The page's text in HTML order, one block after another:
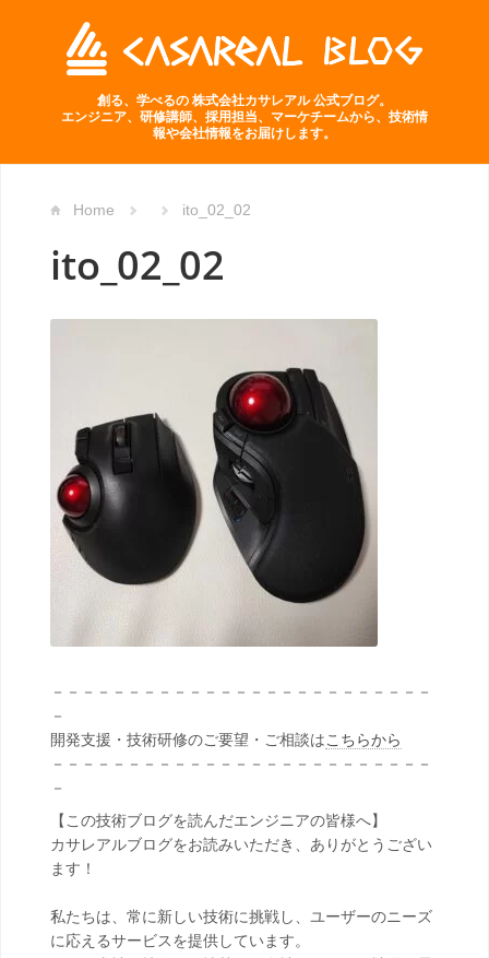
創る、学べるの 株式会社カサレアル 公式ブログ。
エンジニア、研修講師、採用担当、マーケチームから、技術情
報や会社情報をお届けします。
Home ito_02_02
ito_02_02
－－－－－－－－－－－－－－－－－－－－－－－－－
－
開発支援・技術研修のご要望・ご相談はこちらから
－－－－－－－－－－－－－－－－－－－－－－－－－
－
【この技術ブログを読んだエンジニアの皆様へ】
カサレアルブログをお読みいただき、ありがとうござい
ます！
私たちは、常に新しい技術に挑戦し、ユーザーのニーズ
に応えるサービスを提供しています。